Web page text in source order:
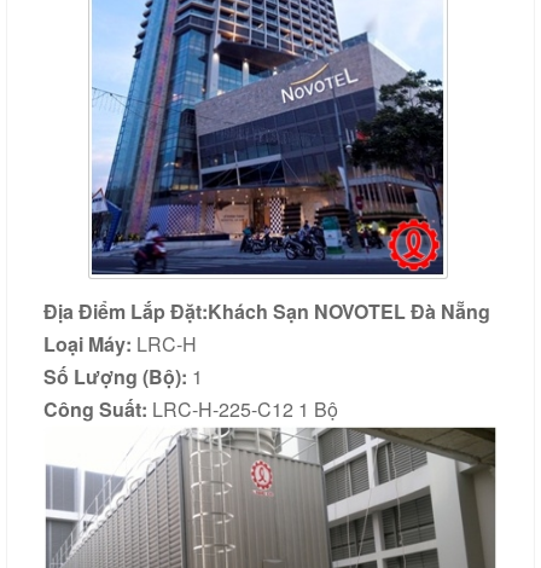
聯
繫
諮
詢
Địa Điểm Lắp Đặt:Khách Sạn NOVOTEL Đà Nẵng
Loại Máy: LRC-H
Số Lượng (Bộ): 1
Công Suất: LRC-H-225-C12 1 Bộ